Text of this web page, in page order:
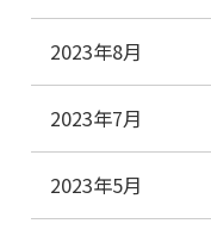
2023年8月
2023年7月
2023年5月